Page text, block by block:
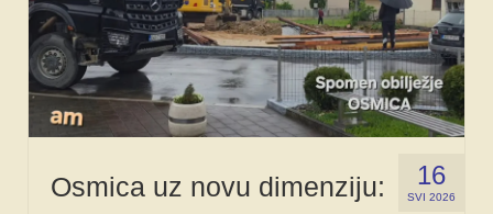
16
SVI 2026
Osmica uz novu dimenziju: